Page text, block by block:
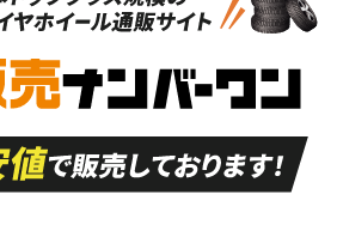
S
新車外し品（新古
付き
く、
んど
A
走行距離も少なく、
非常に状態の良い中
古品